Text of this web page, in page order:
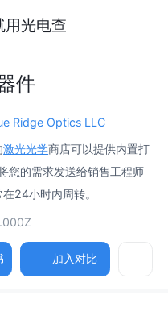
用光电查
件
Ridge Optics LLC
激光光学商店可以提供内置打
您的需求发送给销售工程师
24小时内周转。
加入对比